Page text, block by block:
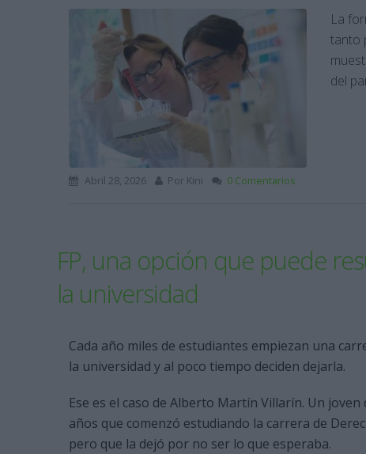
La
tanto
del
Abril 28, 2026 Por Kini 0 Comentarios
FP, una opción que puede
la universidad
Cada año miles de estudiantes empiezan una
la universidad y al poco tiempo deciden dejarla.
Ese es el caso de Alberto Martín Villarín. Un joven
años que comenzó estudiando la carrera de
pero que la dejó por no ser lo que esperaba.